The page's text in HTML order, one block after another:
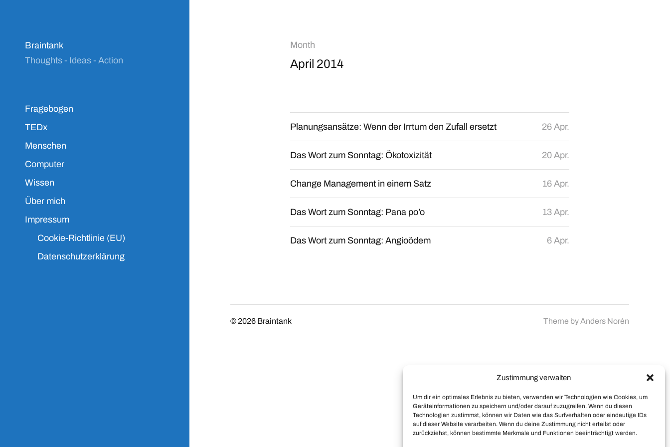
Zustimmung verwalten
Um dir ein optimales Erlebnis zu bieten, verwenden wir Technologien wie Cookies, um
Geräteinformationen zu speichern und/oder darauf zuzugreifen. Wenn du diesen
Technologien zustimmst, können wir Daten wie das Surfverhalten oder eindeutige IDs
auf dieser Website verarbeiten. Wenn du deine Zustimmung nicht erteilst oder
zurückziehst, können bestimmte Merkmale und Funktionen beeinträchtigt werden.
Braintank
Thoughts - Ideas - Action
Fragebogen
TEDx
Menschen
Computer
Wissen
Über mich
Impressum
Cookie-Richtlinie (EU)
Datenschutzerklärung
Month
April 2014
Planungsansätze: Wenn der Irrtum den Zufall ersetzt 26 Apr.
Das Wort zum Sonntag: Ökotoxizität 20 Apr.
Change Management in einem Satz 16 Apr.
Das Wort zum Sonntag: Pana po’o 13 Apr.
Das Wort zum Sonntag: Angioödem 6 Apr.
© 2026 Braintank Theme byAnders Norén